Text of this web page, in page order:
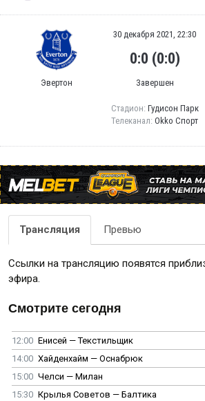
Эвертон
30 декабря 2021, 22:30
0:0 (0:0)
Завершен
Стадион: Гудисон Парк
Телеканал: Okko Спорт
Трансляция Превью
Ссылки на трансляцию появятся
эфира.
Смотрите сегодня
12:00 Енисей — Текстильщик
14:00 Хайденхайм — Оснабрюк
15:00 Челси — Милан
15:30 Крылья Советов — Балтика